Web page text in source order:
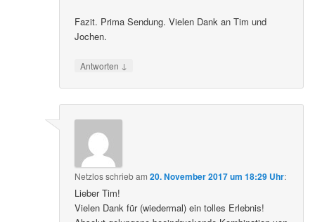
Fazit. Prima Sendung. Vielen Dank an Tim und
Jochen.
Antworten ↓
Netzlosschriebam20. November 2017 um 18:29 Uhr:
Lieber Tim!
Vielen Dank für (wiedermal) ein tolles Erlebnis!